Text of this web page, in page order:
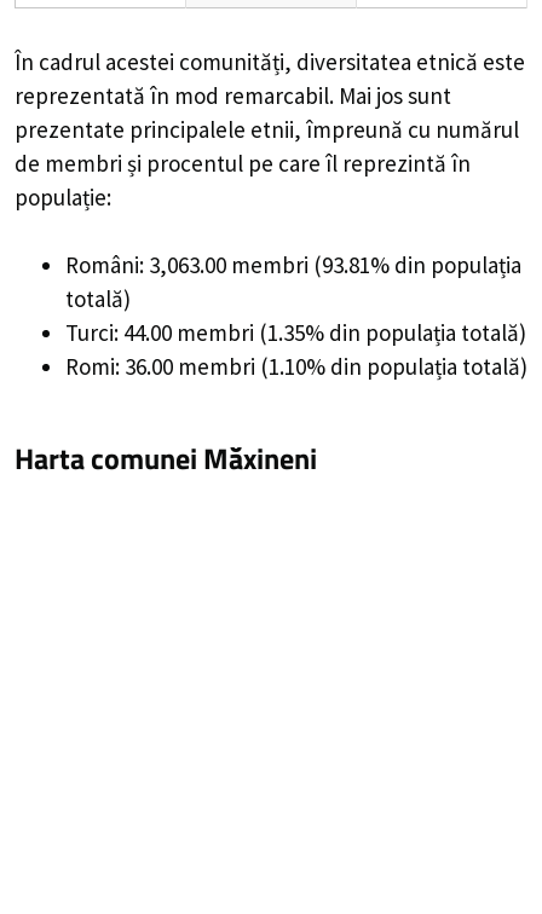
În cadrul acestei comunități, diversitatea etnică este
reprezentată în mod remarcabil. Mai jos sunt
prezentate principalele etnii, împreună cu numărul
de membri și procentul pe care îl reprezintă în
populație:
Români: 3,063.00 membri (93.81% din populația
totală)
Turci: 44.00 membri (1.35% din populația totală)
Romi: 36.00 membri (1.10% din populația totală)
Harta comunei Măxineni